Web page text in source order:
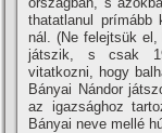
thatatlanul
nál. (Ne felejtsük
játszik, s csak
vitatkozni, hogy
Bányai Nán­dor
az igazsághoz
Bányai neve mellé